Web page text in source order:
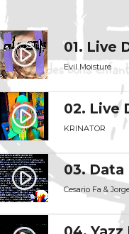
play_circle_filled 01. Live
Evil Moisture
play_circle_filled 02. Live
KRINATOR
play_circle_filled 03.
Cesario Fa &